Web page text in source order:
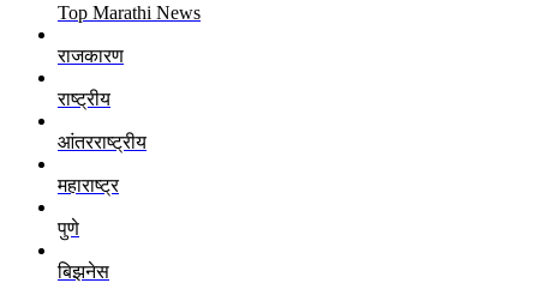
Top Marathi News
राजकारण
राष्ट्रीय
आंतरराष्ट्रीय
महाराष्ट्र
पुणे
बिझनेस